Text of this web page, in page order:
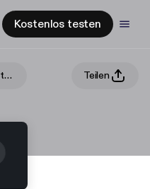
Kostenlos testen
Hornets Hive Cast | A Charlotte Hornets Podcast Teilen